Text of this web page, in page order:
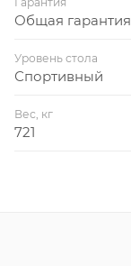
Общая гарантия
Уровень стола
Спортивный
Вес, кг
721